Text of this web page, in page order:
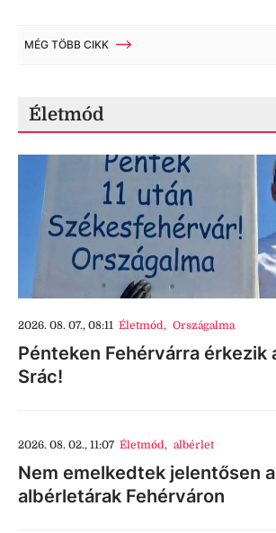
MÉG TÖBB CIKK
Életmód
2026. 08. 07., 08:11 Életmód, Országalma
Pénteken Fehérvárra érkezik
Srác!
2026. 08. 02., 11:07 Életmód, albérlet
Nem emelkedtek jelentősen
albérletárak Fehérváron